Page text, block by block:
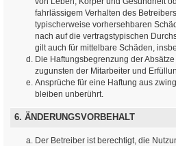
fahrlässigem Verhalten des
typischerweise vorhersehbaren
nach auf die vertragstypischen
gilt auch für mittelbare Schäden,
Die Haftungsbegrenzung der
zugunsten der Mitarbeiter und
Ansprüche für eine Haftung aus
bleiben unberührt.
6. ÄNDERUNGSVORBEHALT
Der Betreiber ist berechtigt, die